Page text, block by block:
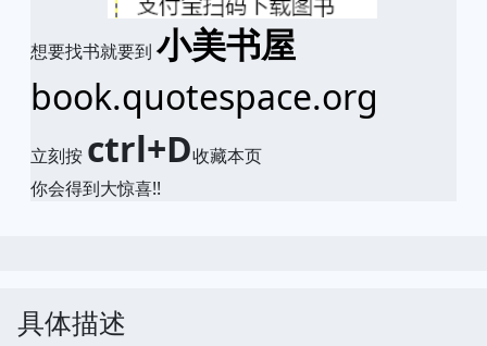
想要找书就要到 小美书屋
book.quotespace.org
立刻按 ctrl+D收藏本页
你会得到大惊喜!!
具体描述